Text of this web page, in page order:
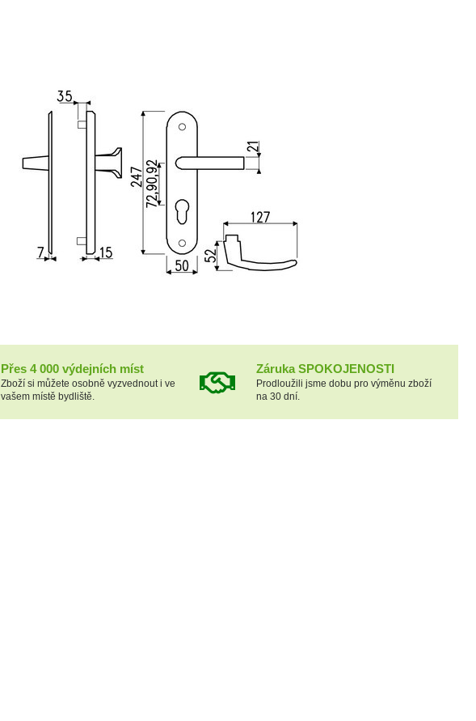
Přes 4 000 výdejních míst
Zboží si můžete osobně vyzvednout i ve
vašem místě bydliště.
Záruka SPOKOJENOSTI
Prodloužili jsme dobu pro výměnu zboží
na 30 dní.